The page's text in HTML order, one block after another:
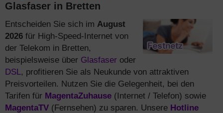
Glasfaser in Bretten
Entscheiden Sie sich im August
2026 für High-Speed-Internet von
der Telekom in Bretten,
beispielsweise über Glasfaser oder
DSL, profitieren Sie als Neukunde von attraktiven
Preisvorteilen. Nutzen Sie die Gelegenheit, bei den
Tarifen für MagentaZuhause (Internet / Telefon) sowie
MagentaTV (Fernsehen) zu sparen. Unsere Hotline